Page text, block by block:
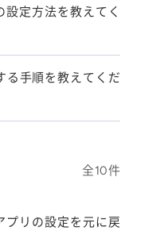
設定方法を教えてく
る手順を教えてくだ
全10件
プリの設定を元に戻